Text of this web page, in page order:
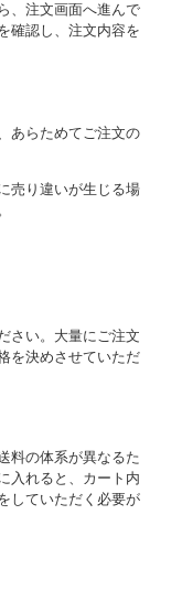
、注文画面へ進んで
確認し、注文内容を
あらためてご注文の
売り違いが生じる場
さい。大量にご注文
を決めさせていただ
料の体系が異なるた
入れると、カート内
していただく必要が